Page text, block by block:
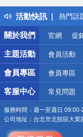
活動快訊
得獎公
熱門話
銀行優
偏遠地
詐騙網
關於我們
官網 促
主題活動 會員活動
會員專區 會員專區
客服中心 常見問題
服務時間： 週一至週日
公司地址： 台北市北投區大